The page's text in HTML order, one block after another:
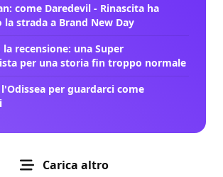
come Daredevil - Rinascita ha
la strada a Brand New Day
recensione: una Super
per una storia fin troppo normale
per guardarci come
Carica altro